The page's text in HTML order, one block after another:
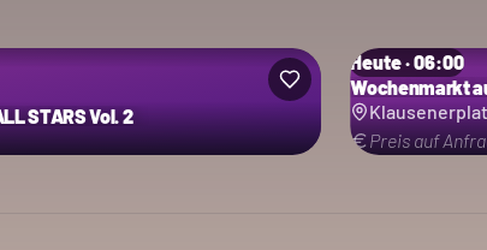
STARS Vol. 2
Heute · 06:00
Wochenmarkt
Preis auf